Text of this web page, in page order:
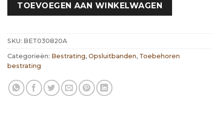
TOEVOEGEN AAN WINKELWAGEN
SKU: BET030820A
Categorieën: Bestrating, Opsluitbanden, Toebehoren
bestrating